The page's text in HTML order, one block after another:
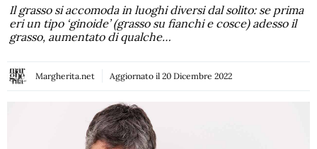
Il grasso si accomoda in luoghi diversi dal solito: se prima
eri un tipo ‘ginoide’ (grasso su fianchi e cosce) adesso il
grasso, aumentato di qualche…
Margherita.net Aggiornato il 20 Dicembre 2022